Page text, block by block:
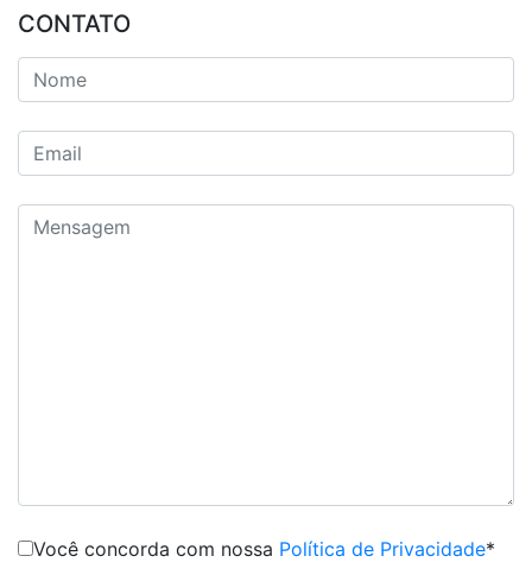
CONTATO
Você concorda com nossa Política de Privacidade*